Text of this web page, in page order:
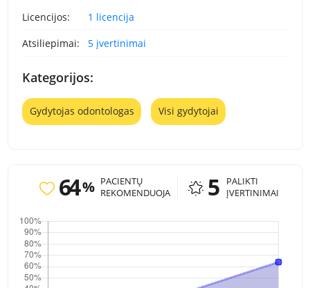
Licencijos:
1 licencija
Atsiliepimai:
5 įvertinimai
Kategorijos:
Gydytojas odontologas Visi gydytojai
64 % PACIENTŲ
REKOMENDUOJA
5
PALIKTI
ĮVERTINIMAI